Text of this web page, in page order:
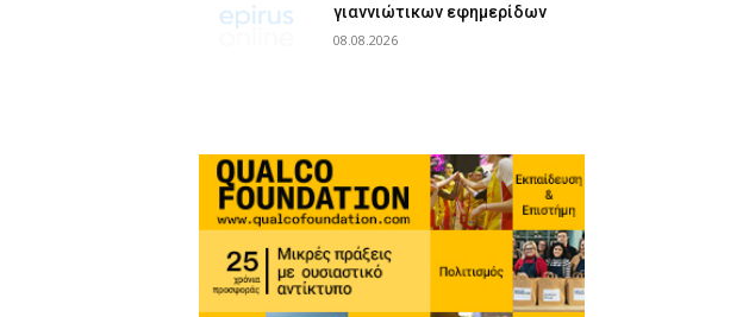
γιαννιώτικων εφημερίδων
08.08.2026